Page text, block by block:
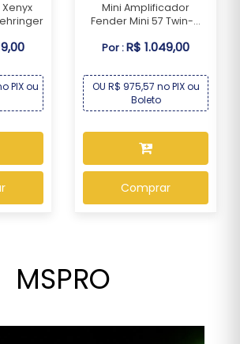
PIX ou
Mini Amplificador
Fender Mini 57 Twin-...
Por :R$ 1.049,00
OU R$ 975,57 no PIX ou
Boleto
Comprar
MSPRO